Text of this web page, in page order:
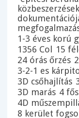
1-3 éves korú
1356 Col
15
24 órás őrzés
3-2-1 es
3D csőhajlítás
3D marás 4
4D
8 kerület